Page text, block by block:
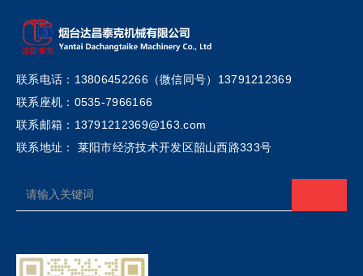
联系电话：13806452266（微信同号）13791212369
联系座机：0535-7966166
联系邮箱：13791212369@163.com
联系地址： 莱阳市经济技术开发区韶山西路333号